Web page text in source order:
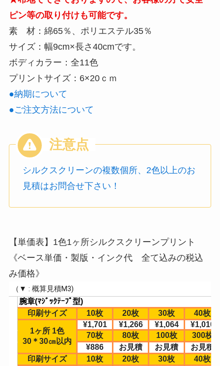
リ
ン
ト
込
み：
648
円
ピン等の取り付けも可能です。
素 材：綿65％、ポリエステル35％
サイズ：幅9cm×長さ40cmです。
ボディカラー：全11色
プリントサイズ：6×20ｃｍ
●納期について
●ご注文方法について
シルクスクリーンの複数個所、2色以上のお
見積はお問合せ下さい！
【単価表】1色1ヶ所シルクスクリーンプリント
《ベース単価・製版・インク代 全て込みの税込
み価格》